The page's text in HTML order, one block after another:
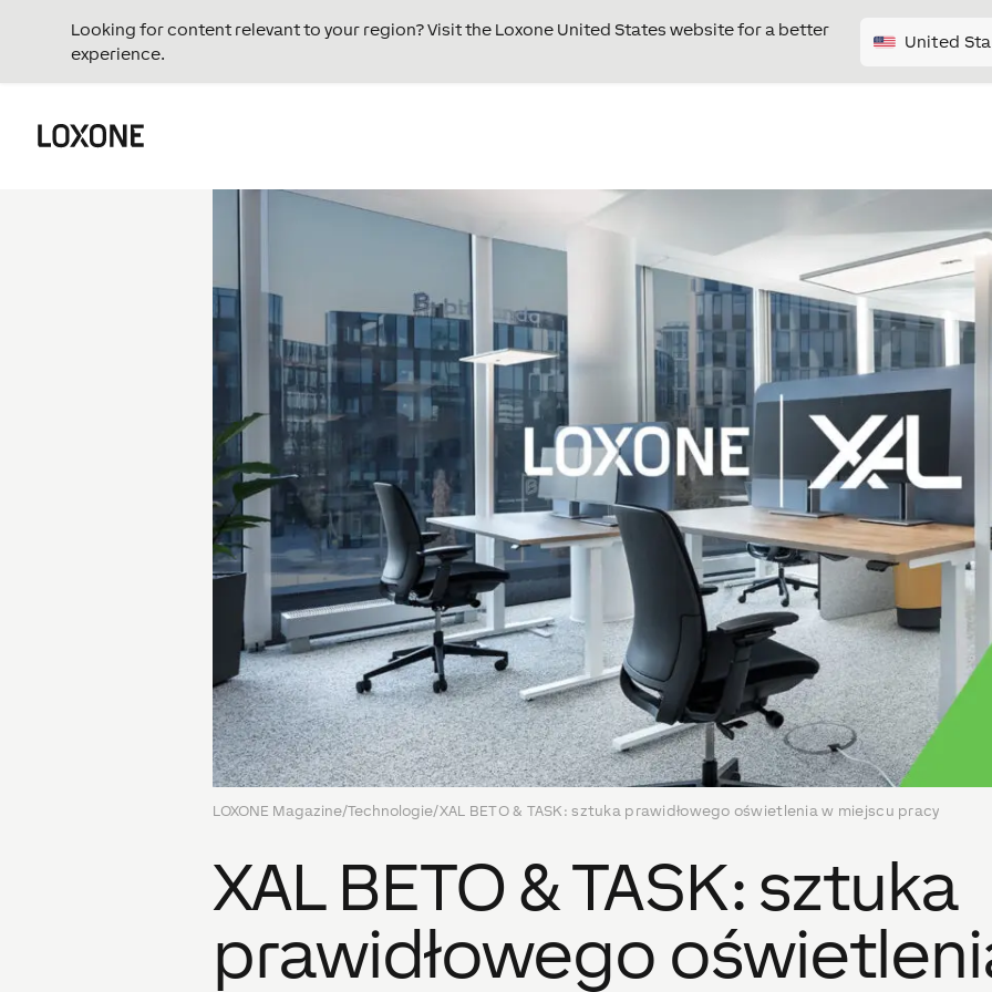
Looking for content relevant to your region? Visit the Loxone United States website for a better
experience.
United
LOXONE Magazine/Technologie/XAL BETO & TASK: sztuka prawidłowego oświetlenia w miejscu pracy
XAL BETO & TASK: sztuka
prawidłowego